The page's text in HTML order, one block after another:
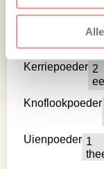
Drumsticks
Paprikapoeder
Kerriepoeder 2
Knoflookpoeder
Uienpoeder 1